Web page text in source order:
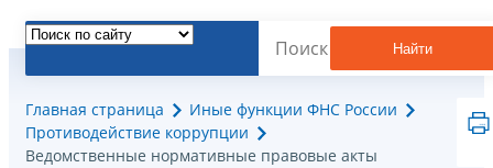
Найти
Главная страница
Иные функции ФНС России
Противодействие коррупции
Ведомственные нормативные правовые акты